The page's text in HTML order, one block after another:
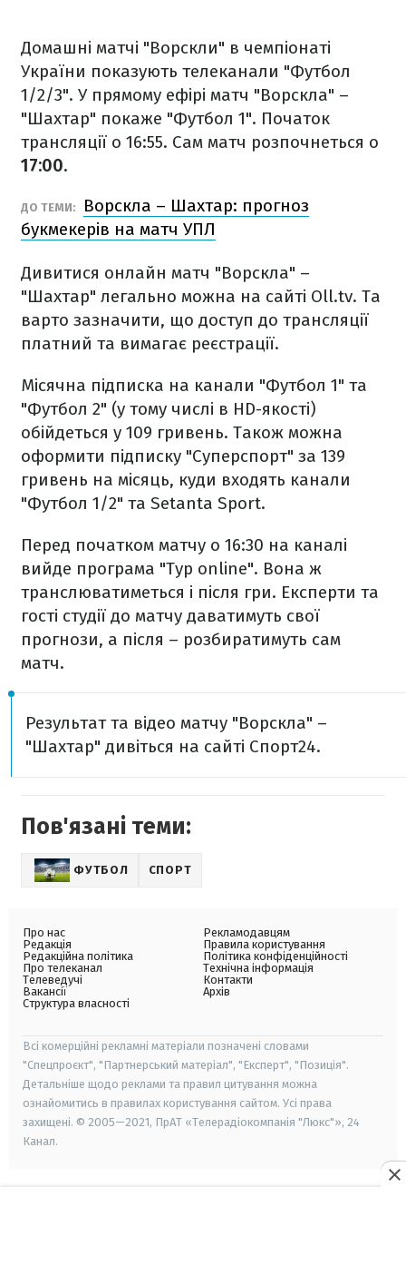
Домашні матчі "Ворскли" в чемпіонаті
України показують телеканали "Футбол
1/2/3". У прямому ефірі матч "Ворскла" –
"Шахтар" покаже "Футбол 1". Початок
трансляції о 16:55. Сам матч розпочнеться о
17:00.
ДО ТЕМИ:
Ворскла – Шахтар: прогноз
букмекерів на матч УПЛ
Дивитися онлайн матч "Ворскла" –
"Шахтар" легально можна на сайті Oll.tv. Та
варто зазначити, що доступ до трансляції
платний та вимагає реєстрації.
Місячна підписка на канали "Футбол 1" та
"Футбол 2" (у тому числі в HD-якості)
обійдеться у 109 гривень. Також можна
оформити підписку "Суперспорт" за 139
гривень на місяць, куди входять канали
"Футбол 1/2" та Setanta Sport.
Перед початком матчу о 16:30 на каналі
вийде програма "Тур online". Вона ж
транслюватиметься і після гри. Експерти та
гості студії до матчу даватимуть свої
прогнози, а після – розбиратимуть сам
матч.
Результат та відео матчу "Ворскла" –
"Шахтар" дивіться на сайті Спорт24.
Пов'язані теми:
ФУТБОЛ СПОРТ
Про нас
Редакція
Редакційна політика
Про телеканал
Телеведучі
Вакансії
Структура власності
Рекламодавцям
Правила користування
Політика конфіденційності
Технічна інформація
Контакти
Архів
Всі комерційні рекламні матеріали позначені словами
"Спецпроєкт", "Партнерський матеріал", "Експерт", "Позиція".
Детальніше щодо реклами та правил цитування можна
ознайомитись в правилах користування сайтом. Усі права
захищені. © 2005—2021, ПрАТ «Телерадіокомпанія "Люкс"», 24
Канал.